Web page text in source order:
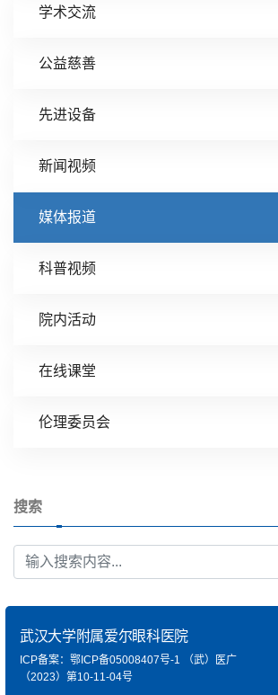
学术交流
公益慈善
先进设备
新闻视频
媒体报道
科普视频
院内活动
在线课堂
伦理委员会
搜索
武汉大学附属爱尔眼科医院
ICP备案：鄂ICP备05008407号-1 （武）医广
（2023）第10-11-04号